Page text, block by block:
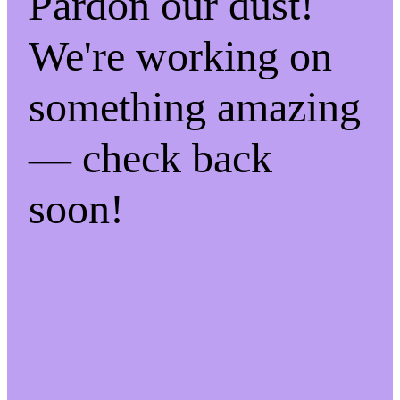
We're working on
something amazing
— check back
soon!